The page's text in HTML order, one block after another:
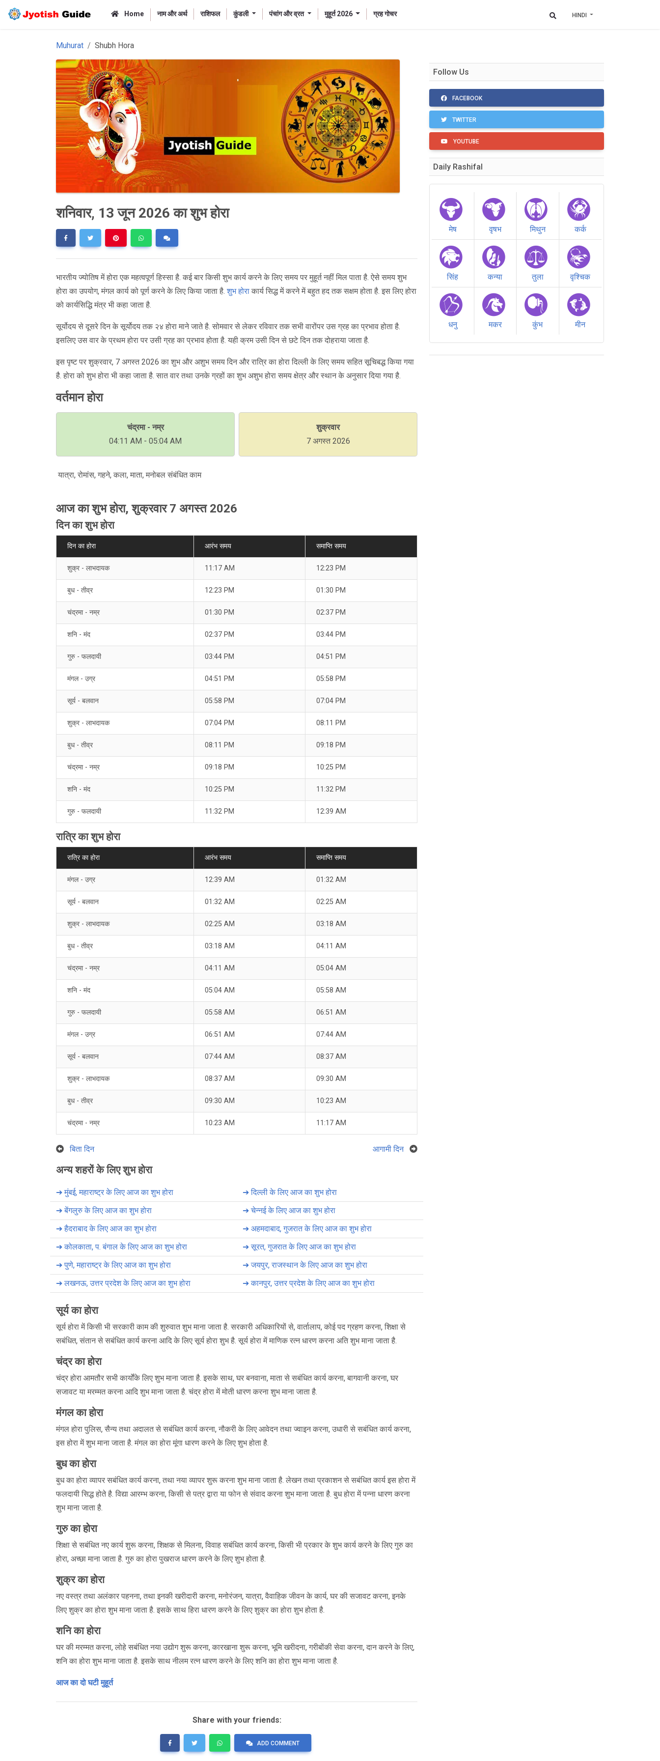
Home नाम और अर्थ राशिफल कुंडली पंचांग और व्रत मुहूर्त 2026 ग्रह गोचर HINDI
Muhurat Shubh Hora
शनिवार, 13 जून 2026 का शुभ होरा
भारतीय ज्योतिष में होरा एक महत्वपूर्ण हिस्सा है. कई बार किसी शुभ कार्य करने के लिए समय पर मुहूर्त नहीं मिल पाता है. ऐसे समय शुभ
होरा का उपयोग, मंगल कार्य को पूर्ण करने के लिए किया जाता है.शुभ होरा कार्य सिद्ध में करने में बहुत हद तक सक्षम होता है. इस लिए होरा
को कार्यसिद्धि मंत्र भी कहा जाता है.
सूर्योदय से दूसरे दिन के सूर्योदय तक २४ होरा माने जाते है. सोमवार से लेकर रविवार तक सभी वारोंपर उस ग्रह का प्रभाव होता है.
इसलिए उस वार के प्रथम होरा पर उसी ग्रह का प्रभाव होता है. यही क्रम उसी दिन से छटे दिन तक दोहराया जाता है.
इस पृष्ट पर शुक्रवार, 7 अगस्त 2026 का शुभ और अशुभ समय दिन और रात्रि का होरा दिल्ली के लिए समय सहित सूचिबद्ध किया गया
है. होरा को शुभ होरा भी कहा जाता है. सात वार तथा उनके ग्रहों का शुभ अशुभ होरा समय क्षेत्र और स्थान के अनुसार दिया गया है.
वर्तमान होरा
चंद्रमा - नम्र
04:11 AM - 05:04 AM
शुक्रवार
7 अगस्त 2026
यात्रा, रोमांस, गहने, कला, माता, मनोबल संबंधित काम
आज का शुभ होरा, शुक्रवार 7 अगस्त 2026
दिन का शुभ होरा
दिन का होरा आरंभ समय समाप्ति समय
शुक्र - लाभदायक 11:17 AM 12:23 PM
बुध - तीव्र 12:23 PM 01:30 PM
चंद्रमा - नम्र 01:30 PM 02:37 PM
शनि - मंद 02:37 PM 03:44 PM
गुरु - फलदायी 03:44 PM 04:51 PM
मंगल - उग्र 04:51 PM 05:58 PM
सूर्य - बलवान 05:58 PM 07:04 PM
शुक्र - लाभदायक 07:04 PM 08:11 PM
बुध - तीव्र 08:11 PM 09:18 PM
चंद्रमा - नम्र 09:18 PM 10:25 PM
शनि - मंद 10:25 PM 11:32 PM
गुरु - फलदायी 11:32 PM 12:39 AM
रात्रि का शुभ होरा
रात्रि का होरा आरंभ समय समाप्ति समय
मंगल - उग्र 12:39 AM 01:32 AM
सूर्य - बलवान 01:32 AM 02:25 AM
शुक्र - लाभदायक 02:25 AM 03:18 AM
बुध - तीव्र 03:18 AM 04:11 AM
चंद्रमा - नम्र 04:11 AM 05:04 AM
शनि - मंद 05:04 AM 05:58 AM
गुरु - फलदायी 05:58 AM 06:51 AM
मंगल - उग्र 06:51 AM 07:44 AM
सूर्य - बलवान 07:44 AM 08:37 AM
शुक्र - लाभदायक 08:37 AM 09:30 AM
बुध - तीव्र 09:30 AM 10:23 AM
चंद्रमा - नम्र 10:23 AM 11:17 AM
बिता दिन आगामी दिन
अन्य शहरों के लिए शुभ होरा
➔मुंबई, महाराष्ट्र के लिए आज का शुभ होरा ➔दिल्ली के लिए आज का शुभ होरा
➔बेंगलुरु के लिए आज का शुभ होरा ➔चेन्नई के लिए आज का शुभ होरा
➔हैदराबाद के लिए आज का शुभ होरा ➔ अहमदाबाद, गुजरात के लिए आज का शुभ होरा
➔कोलकाता, प. बंगाल के लिए आज का शुभ होरा ➔सूरत, गुजरात के लिए आज का शुभ होरा
➔पुणे, महाराष्ट्र के लिए आज का शुभ होरा ➔जयपुर, राजस्थान के लिए आज का शुभ होरा
➔लखनऊ, उत्तर प्रदेश के लिए आज का शुभ होरा ➔कानपुर, उत्तर प्रदेश के लिए आज का शुभ होरा
सूर्य का होरा
सूर्य होरा में किसी भी सरकारी काम की शुरुवात शुभ माना जाता है. सरकारी अधिकारियों से, वार्तालाप, कोई पद ग्रहण करना, शिक्षा से
सबंधित, संतान से सबंधित कार्य करना आदि के लिए सूर्य होरा शुभ है. सूर्य होरा में माणिक रत्न धारण करना अति शुभ माना जाता है.
चंद्र का होरा
चंद्र होरा आमतौर सभी कार्योंके लिए शुभ माना जाता है. इसके साथ, घर बनवाना, माता से सबंधित कार्य करना, बागवानी करना, घर
सजावट या मरम्मत करना आदि शुभ माना जाता है. चंद्र होरा में मोती धारण करना शुभ माना जाता है.
मंगल का होरा
मंगल होरा पुलिस, सैन्य तथा अदालत से सबंधित कार्य करना, नौकरी के लिए आवेदन तथा ज्वाइन करना, उधारी से सबंधित कार्य करना,
इस होरा में शुभ माना जाता है. मंगल का होरा मूंगा धारण करने के लिए शुभ होता है.
बुध का होरा
बुध का होरा व्यापर सबंधित कार्य करना, तथा नया व्यापर शुरू करना शुभ माना जाता है. लेखन तथा प्रकाशन से सबंधित कार्य इस होरा में
फलदायी सिद्ध होते है. विद्या आरम्भ करना, किसी से पत्र द्वारा या फोन से संवाद करना शुभ माना जाता है. बुध होरा में पन्ना धारण करना
शुभ माना जाता है.
गुरु का होरा
शिक्षा से सबंधित नए कार्य शुरू करना, शिक्षक से मिलना, विवाह सबंधित कार्य करना, किसी भी प्रकार के शुभ कार्य करने के लिए गुरु का
होरा, अच्छा माना जाता है. गुरु का होरा पुखराज धारण करने के लिए शुभ होता है.
शुक्र का होरा
नए वस्त्र तथा अलंकार पहनना, तथा इनकी खरीदारी करना, मनोरंजन, यात्रा, वैवाहिक जीवन के कार्य, घर की सजावट करना, इनके
लिए शुक्र का होरा शुभ माना जाता है. इसके साथ हिरा धारण करने के लिए शुक्र का होरा शुभ होता है.
शनि का होरा
घर की मरम्मत करना, लोहे सबंधित नया उद्योग शुरू करना, कारखाना शुरू करना, भूमि खरीदना, गरीबोंकी सेवा करना, दान करने के लिए,
शनि का होरा शुभ माना जाता है. इसके साथ नीलम रत्न धारण करने के लिए शनि का होरा शुभ माना जाता है.
आज का दो घटी मुहूर्त
Share with your friends:
ADD COMMENT
Follow Us
FACEBOOK
TWITTER
YOUTUBE
Daily Rashifal
मेष वृषभ मिथुन कर्क
सिंह कन्या तुला वृश्चिक
धनु मकर कुंभ मीन